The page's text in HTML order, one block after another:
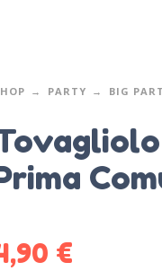
PARTY BIG
€